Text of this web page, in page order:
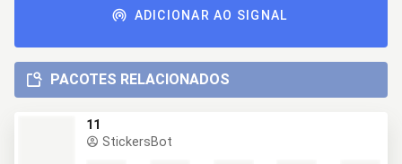
ADICIONAR AO SIGNAL
PACOTES RELACIONADOS
11
StickersBot